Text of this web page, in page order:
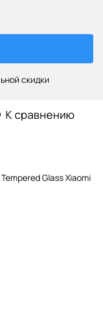
скидки
К сравнению
Glass Xiaomi